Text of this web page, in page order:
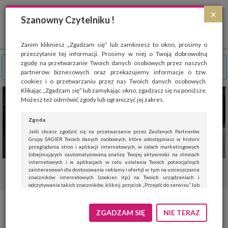
×
Szanowny Czytelniku !
Zanim klikniesz „Zgadzam się” lub zamkniesz to okno, prosimy o
przeczytanie tej informacji. Prosimy w niej o Twoją dobrowolną
zgodę na przetwarzanie Twoich danych osobowych przez naszych
partnerów biznesowych oraz przekazujemy informacje o tzw.
cookies i o przetwarzaniu przez nas Twoich danych osobowych.
Klikając „Zgadzam się” lub zamykając okno, zgadzasz się na poniższe.
Możesz też odmówić zgody lub ograniczyć jej zakres.
Zgoda
Jeśli chcesz zgodzić się na przetwarzanie przez Zaufanych Partnerów
Grupy SAGIER Twoich danych osobowych, które udostępniasz w historii
przeglądania stron i aplikacji internetowych, w celach marketingowych
(obejmujących zautomatyzowaną analizę Twojej aktywności na stronach
internetowych i w aplikacjach w celu ustalenia Twoich potencjalnych
zainteresowań dla dostosowania reklamy i oferty) w tym na umieszczanie
znaczników internetowych (cookies itp.) na Twoich urządzeniach i
odczytywanie takich znaczników, kliknij przycisk „Przejdź do serwisu” lub
Jeśli nie chcesz wyrazić zgody, kliknij „Nie teraz”.
Wyrażenie zgody jest dobrowolne. Możesz edytować zakres zgody, w tym
ZGADZAM SIĘ NIE TERAZ
Strona wykorzystuje pliki cookies, które służą głównie do celów statystycznych.
Wyrażając zgodę na używanie 'cookies', zezwalasz na zapisanie ich w pamięci
przeglądarki. Przejdź do
polityki cookies
Zdrowe oczy latem – 5 prostych